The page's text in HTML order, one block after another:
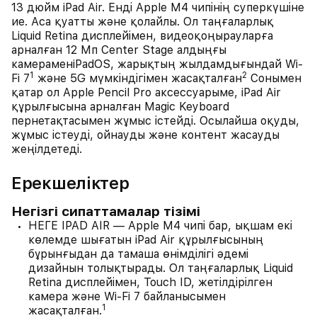
13 дюйм iPad Air. Енді Apple M4 чипінің суперкүшіне
ие. Аса қуатты және қолайлы. Ол таңғаларлық
Liquid Retina дисплейімен, видеоқоңырауларға
арналған 12 Мп Center Stage алдыңғы
камераменiPadOS, жарықтың жылдамдығындай Wi-
Fi 71 және 5G мүмкіндігімен жасақталған2 Сонымен
қатар ол Apple Pencil Pro аксессуарыме, iPad Air
құрылғысына арналған Magic Keyboard
пернетақтасымен жұмыс істейді. Осылайша оқуды,
жұмыс істеуді, ойнауды және контент жасауды
жеңілдетеді.
Ерекшеліктер
Негізгі сипаттамалар тізімі
НЕГЕ IPAD AIR — Apple M4 чипі бар, ықшам екі
көлемде шығатын iPad Air құрылғысының
бұрынғыдан да тамаша өнімділігі әдемі
дизайнын толықтырады. Ол таңғаларлық Liquid
Retina дисплейімен, Touch ID, жетілдірілген
камера және Wi-Fi 7 байланысымен
жасақталған.1